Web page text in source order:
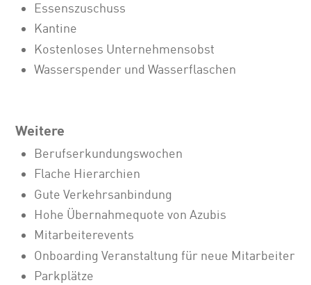
Essenszuschuss
Kantine
Kostenloses Unternehmensobst
Wasserspender und Wasserflaschen
Weitere
Berufserkundungswochen
Flache Hierarchien
Gute Verkehrsanbindung
Hohe Übernahmequote von Azubis
Mitarbeiterevents
Onboarding Veranstaltung für neue Mitarbeiter
Parkplätze